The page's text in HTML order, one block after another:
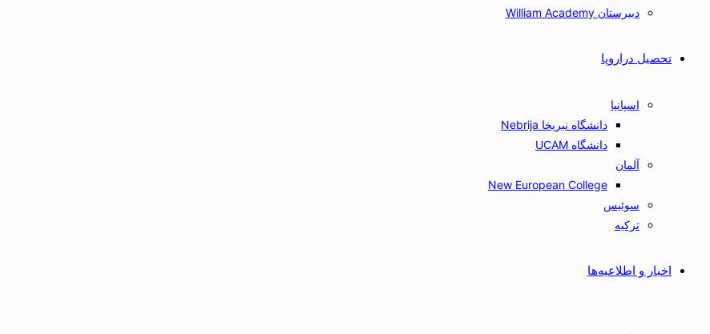
دبیرستان William Academy
تحصیل دراروپا
اسپانیا
دانشگاه نبریخا Nebrija
دانشگاه UCAM
آلمان
New European College
سوئیس
ترکیه
اخبار و اطلاعیه‌ها